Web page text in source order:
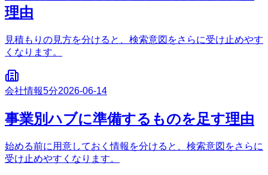
理由
見積もりの見方を分けると、検索意図をさらに受け止めやす
くなります。
会社情報5分2026-06-14
事業別ハブに準備するものを足す理由
始める前に用意しておく情報を分けると、検索意図をさらに
受け止めやすくなります。